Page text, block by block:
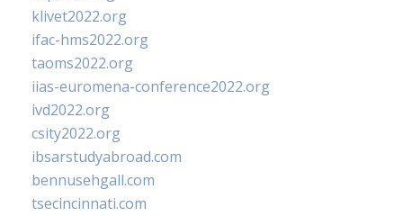
klivet2022.org
ifac-hms2022.org
taoms2022.org
iias-euromena-conference2022.org
ivd2022.org
csity2022.org
ibsarstudyabroad.com
bennusehgall.com
tsecincinnati.com